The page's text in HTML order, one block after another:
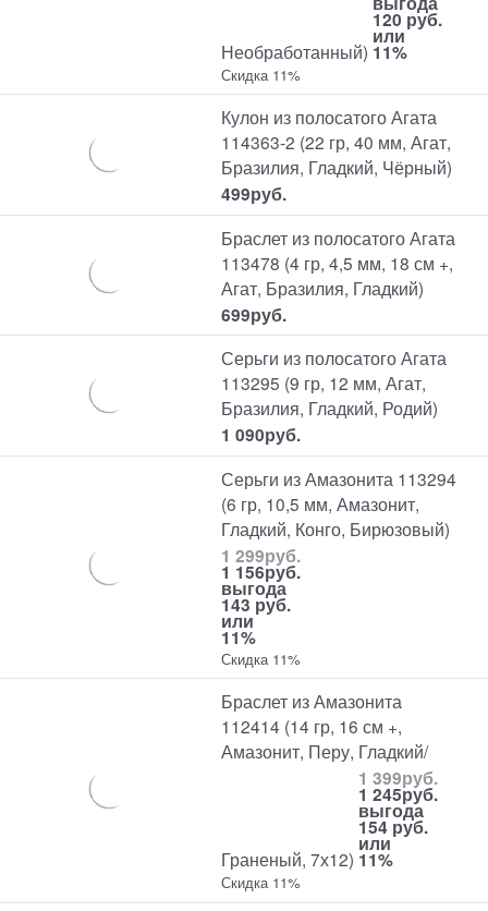
Необработанный)
120 руб.
или
11%
Скидка 11%
Кулон из полосатого Агата
114363-2 (22 гр, 40 мм, Агат,
Бразилия, Гладкий, Чёрный)
499руб.
Браслет из полосатого Агата
113478 (4 гр, 4,5 мм, 18 см +,
Агат, Бразилия, Гладкий)
699руб.
Серьги из полосатого Агата
113295 (9 гр, 12 мм, Агат,
Бразилия, Гладкий, Родий)
1 090руб.
Серьги из Амазонита 113294
(6 гр, 10,5 мм, Амазонит,
Гладкий, Конго, Бирюзовый)
1 299руб.
1 156руб.
выгода
143 руб.
или
11%
Скидка 11%
Браслет из Амазонита
112414 (14 гр, 16 см +,
Амазонит, Перу, Гладкий/
Граненый, 7х12)
1 399руб.
1 245руб.
выгода
154 руб.
или
11%
Скидка 11%